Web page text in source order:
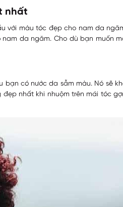
nhất
màu tóc đẹp cho nam da
da ngăm. Cho dù bạn muốn
có nước da sẫm màu. Nó sẽ
nhất khi nhuộm trên mái tóc